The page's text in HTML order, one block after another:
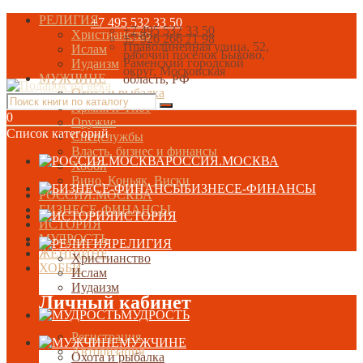
РЕЛИГИЯ
Христианство
Ислам
Иудаизм
МУЖЧИНЕ
Охота и рыбалка
Армия и Флот
Оружие
Спецслужбы
Власть, бизнес и финансы
Хобби
Вино, Коньяк, Виски
РОССИЯ.МОСКВА
БИЗНЕСЕ-ФИНАНСЫ
ИСТОРИЯ
МУДРОСТЬ
ЖЕНЩИНЕ
ХОББИ
Личный кабинет
Регистрация
Авторизация
+7 495 532 33 50
+7 495 532 33 50
+7 926 266 71 98
Праволинейная улица, 52,
рабочий посёлок Быково,
Раменский городской
округ, Московская
область, РФ
0
Список категорий
РОССИЯ.МОСКВА
БИЗНЕСЕ-ФИНАНСЫ
ИСТОРИЯ
РЕЛИГИЯ
Христианство
Ислам
Иудаизм
МУДРОСТЬ
МУЖЧИНЕ
Охота и рыбалка